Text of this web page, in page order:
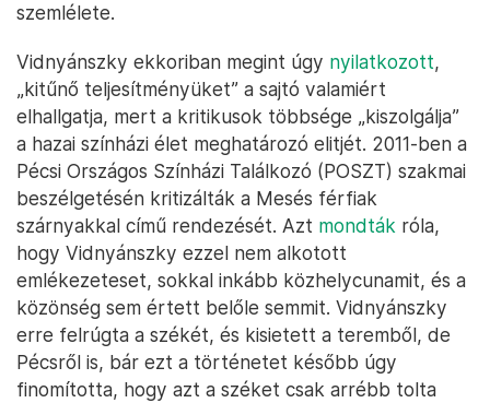
szemlélete.
Vidnyánszky ekkoriban megint úgy nyilatkozott,
„kitűnő teljesítményüket” a sajtó valamiért
elhallgatja, mert a kritikusok többsége „kiszolgálja”
a hazai színházi élet meghatározó elitjét. 2011-ben a
Pécsi Országos Színházi Találkozó (POSZT) szakmai
beszélgetésén kritizálták a Mesés férfiak
szárnyakkal című rendezését. Azt mondták róla,
hogy Vidnyánszky ezzel nem alkotott
emlékezeteset, sokkal inkább közhelycunamit, és a
közönség sem értett belőle semmit. Vidnyánszky
erre felrúgta a székét, és kisietett a teremből, de
Pécsről is, bár ezt a történetet később úgy
finomította, hogy azt a széket csak arrébb tolta